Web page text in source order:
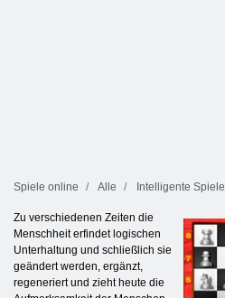
Spiele online Alle Intelligente Spiele
Zu verschiedenen Zeiten die
Menschheit erfindet logischen
Unterhaltung und schließlich sie
geändert werden, ergänzt,
regeneriert und zieht heute die